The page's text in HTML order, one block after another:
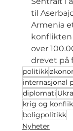
til
Armenia
konflikten
over
drevet på
politikk
internasjonal
diplomati
krig og
boligpolitikk
Nyheter